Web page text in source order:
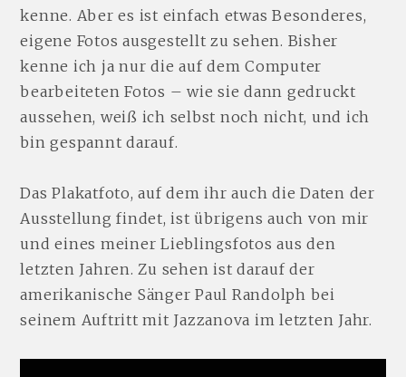
kenne. Aber es ist einfach etwas Besonderes,
eigene Fotos ausgestellt zu sehen. Bisher
kenne ich ja nur die auf dem Computer
bearbeiteten Fotos – wie sie dann gedruckt
aussehen, weiß ich selbst noch nicht, und ich
bin gespannt darauf.
Das Plakatfoto, auf dem ihr auch die Daten der
Ausstellung findet, ist übrigens auch von mir
und eines meiner Lieblingsfotos aus den
letzten Jahren. Zu sehen ist darauf der
amerikanische Sänger Paul Randolph bei
seinem Auftritt mit Jazzanova im letzten Jahr.